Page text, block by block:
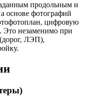
продольным и
основе фотографий
цифровую
Это незаменимо при
ЛЭП),